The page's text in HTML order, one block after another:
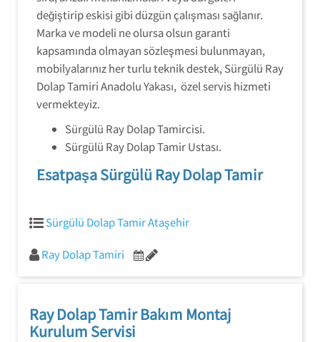
değiştirip eskisi gibi düzgün çalışması sağlanır.
Marka ve modeli ne olursa olsun garanti
kapsamında olmayan sözleşmesi bulunmayan,
mobilyalarınız her turlu teknik destek, Sürgülü Ray
Dolap Tamiri Anadolu Yakası, özel servis hizmeti
vermekteyiz.
Sürgülü Ray Dolap Tamircisi.
Sürgülü Ray Dolap Tamir Ustası.
Esatpaşa Sürgülü Ray Dolap Tamir
Sürgülü Dolap Tamir Ataşehir
Ray Dolap Tamiri
Ray Dolap Tamir Bakım Montaj
Kurulum Servisi